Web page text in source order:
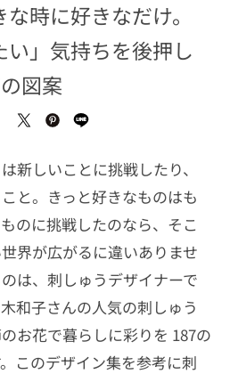
時に好きなだけ。
い」気持ちを後押し
図案
新しいことに挑戦したり、
と。きっと好きなものはも
のに挑戦したのなら、そこ
界が広がるに違いありませ
は、刺しゅうデザイナーで
和子さんの人気の刺しゅう
お花で暮らしに彩りを 187の
このデザイン集を参考に刺